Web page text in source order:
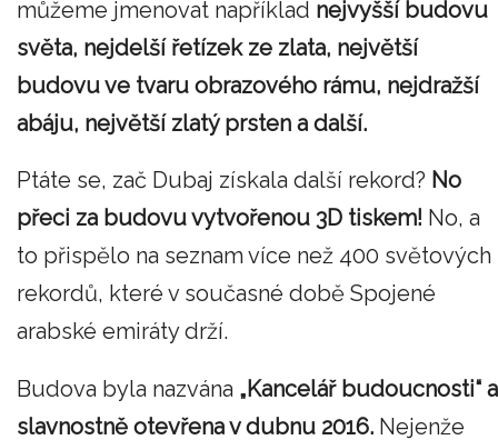
můžeme jmenovat například nejvyšší budovu
světa, nejdelší řetízek ze zlata, největší
budovu ve tvaru obrazového rámu, nejdražší
abáju, největší zlatý prsten a další.
Ptáte se, zač Dubaj získala další rekord? No
přeci za budovu vytvořenou 3D tiskem! No, a
to přispělo na seznam více než 400 světových
rekordů, které v současné době Spojené
arabské emiráty drží.
Budova byla nazvána „Kancelář budoucnosti“ a
slavnostně otevřena v dubnu 2016. Nejenže